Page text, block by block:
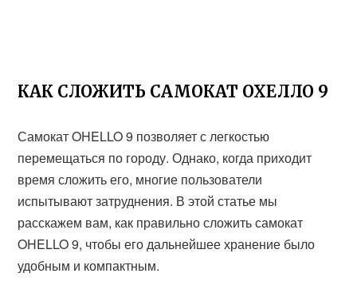
КАК СЛОЖИТЬ САМОКАТ ОХЕЛЛО 9
Самокат OHELLO 9 позволяет с легкостью
перемещаться по городу. Однако, когда приходит
время сложить его, многие пользователи
испытывают затруднения. В этой статье мы
расскажем вам, как правильно сложить самокат
OHELLO 9, чтобы его дальнейшее хранение было
удобным и компактным.